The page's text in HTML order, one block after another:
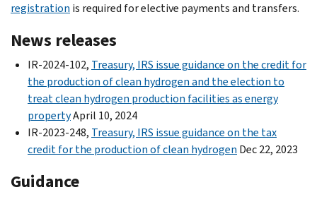
registration is required for elective payments and transfers.
News releases
IR-2024-102, Treasury, IRS issue guidance on the credit for
the production of clean hydrogen and the election to
treat clean hydrogen production facilities as energy
propertyApril 10, 2024
IR-2023-248, Treasury, IRS issue guidance on the tax
credit for the production of clean hydrogen Dec 22, 2023
Guidance